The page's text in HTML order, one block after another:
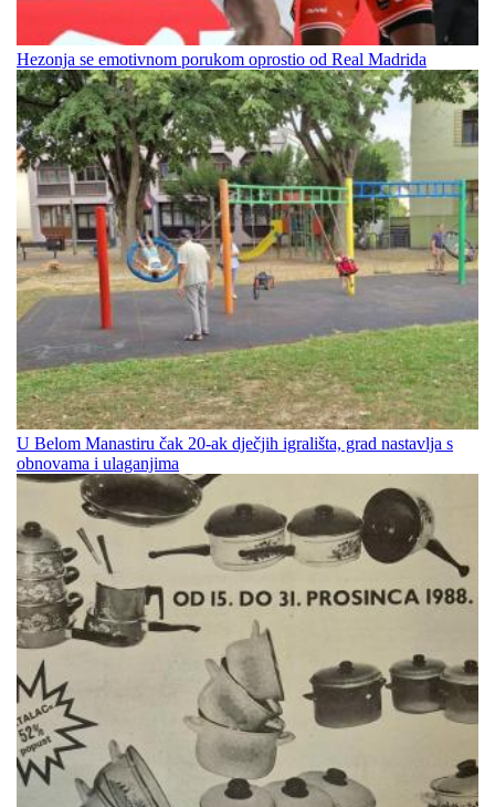
Hezonja se emotivnom porukom oprostio od Real Madrida
U Belom Manastiru čak 20-ak dječjih igrališta, grad nastavlja s
obnovama i ulaganjima